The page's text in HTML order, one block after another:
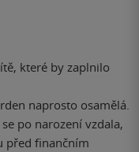
které by zaplnilo
naprosto osamělá.
po narození vzdala,
před finančním